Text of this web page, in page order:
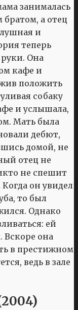
занималась
а отец
и
теперь
Она
кафе и
положить
собаку
и услышала,
Мать была
дебют,
домой, не
отец не
не спешит
Когда он увидел
то был
Однако
ей
Вскоре она
в престижном
ведь в зале